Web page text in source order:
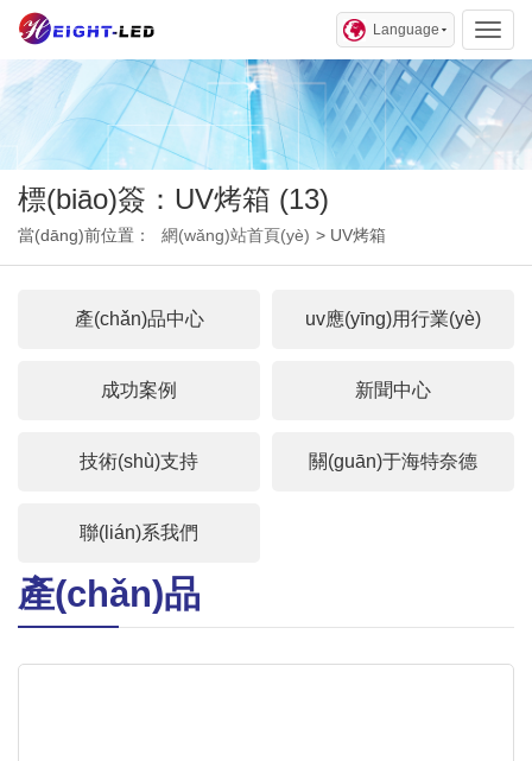
Language
標(biāo)簽：UV烤箱 (13)
當(dāng)前位置： 網(wǎng)站首頁(yè) > UV烤箱
產(chǎn)品中心 uv應(yīng)用行業(yè)
成功案例 新聞中心
技術(shù)支持 關(guān)于海特奈德
聯(lián)系我們
產(chǎn)品